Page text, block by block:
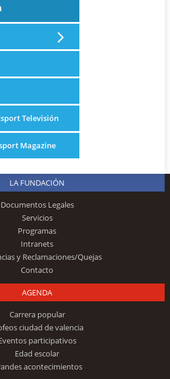
Televisión
Magazine
LA FUNDACIÓN
Documentos Legales
Servicios
Programas
Intranets
y Reclamaciones/Quejas
Contacto
AGENDA
Carrera popular
ciudad de valencia
participativos
Edad escolar
acontecimientos